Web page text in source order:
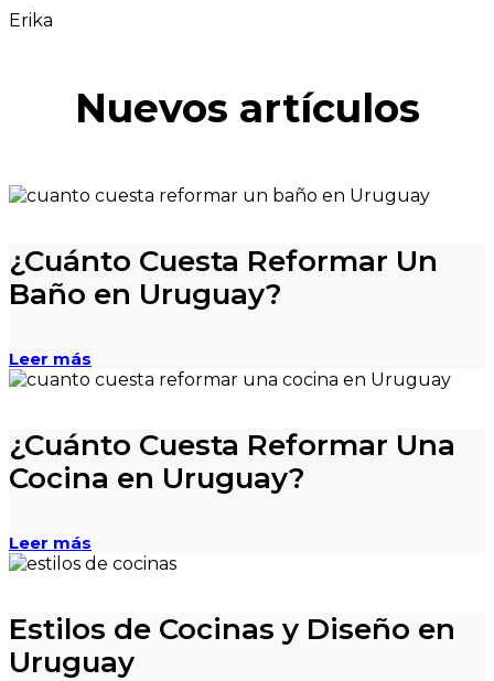
Erika
Nuevos artículos
¿Cuánto Cuesta Reformar Un
Baño en Uruguay?
Leer más
¿Cuánto Cuesta Reformar Una
Cocina en Uruguay?
Leer más
Estilos de Cocinas y Diseño en
Uruguay